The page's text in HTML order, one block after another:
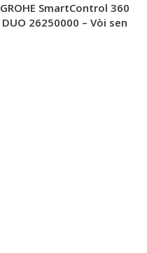
GROHE SmartControl 360
DUO 26250000 – Vòi sen